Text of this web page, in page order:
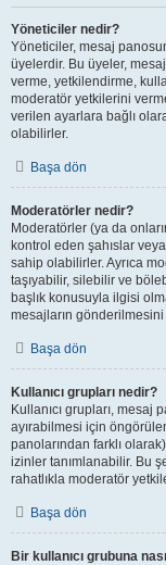
Yöneticiler nedir?
Yöneticiler, mesaj
üyelerdir. Bu üyeler,
verme, yetkilendirme,
moderatör yetkilerini
verilen ayarlara bağlı
olabilirler.
Başa dön
Moderatörler nedir?
Moderatörler (ya da
kontrol eden şahıslar
sahip olabilirler. Ayrıca
taşıyabilir, silebilir ve
başlık konusuyla ilgisi
mesajların
Başa dön
Kullanıcı grupları nedir?
Kullanıcı grupları, mesaj
ayırabilmesi için
panolarından farklı
izinler tanımlanabilir. Bu
rahatlıkla moderatör
Başa dön
Bir kullanıcı grubuna